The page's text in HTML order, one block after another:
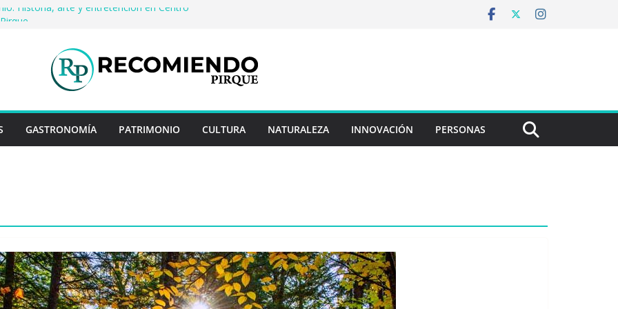
Historia, arte y entretención en Centro
Rayo Credit y diferencias frente a
historias: ingredientes que dieron
enterosGASTRONOMÍA PATRIMONIO CULTURA NATURALEZA INNOVACIÓN PERSONAS